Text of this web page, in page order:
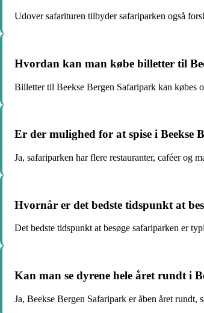
Udover safarituren tilbyder safariparken også
Hvordan kan man købe billetter til
Billetter til Beekse Bergen Safaripark kan købes
Er der mulighed for at spise i Beekse
Ja, safariparken har flere restauranter, caféer og
Hvornår er det bedste tidspunkt at
Det bedste tidspunkt at besøge safariparken er
Kan man se dyrene hele året rundt i
Ja, Beekse Bergen Safaripark er åben året rundt,